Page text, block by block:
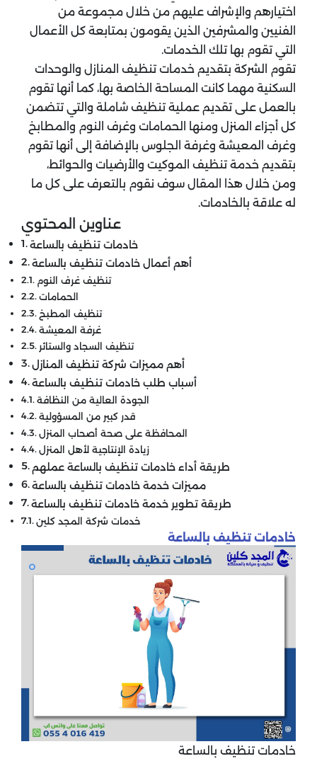
اختيارهم والإشراف عليهم من خلال مجموعة من
الفنيين والمشرفين الذين يقومون بمتابعة كل الأعمال
التي تقوم بها تلك الخدمات.
تقوم الشركة بتقديم خدمات تنظيف المنازل والوحدات
السكنية مهما كانت المساحة الخاصة بها، كما أنها تقوم
بالعمل على تقديم عملية تنظيف شاملة والتي تتضمن
كل أجزاء المنزل ومنها الحمامات وغرف النوم والمطابخ
وغرف المعيشة وغرفة الجلوس بالإضافة إلى أنها تقوم
بتقديم خدمة تنظيف الموكيت والأرضيات والحوائط،
ومن خلال هذا المقال سوف نقوم بالتعرف على كل ما
له علاقة بالخادمات.
عناوين المحتوي
خادمات تنظيف بالساعة
أهم أعمال خادمات تنظيف بالساعة
تنظيف غرف النوم
تنظيف المطبخ
غرفة المعيشة
تنظيف السجاد والستائر
أهم مميزات شركة تنظيف المنازل
أسباب طلب خادمات تنظيف بالساعة
الجودة العالية من النظافة
قدر كبير من المسؤولية
المحافظة على صحة أصحاب المنزل
زيادة الإنتاجية لأهل المنزل
طريقة أداء خادمات تنظيف بالساعة عملهم
مميزات خدمة خادمات تنظيف بالساعة
طريقة تطوير خدمة خادمات تنظيف بالساعة
خدمات شركة المجد كلين
خادمات تنظيف بالساعة
خادمات تنظيف بالساعة